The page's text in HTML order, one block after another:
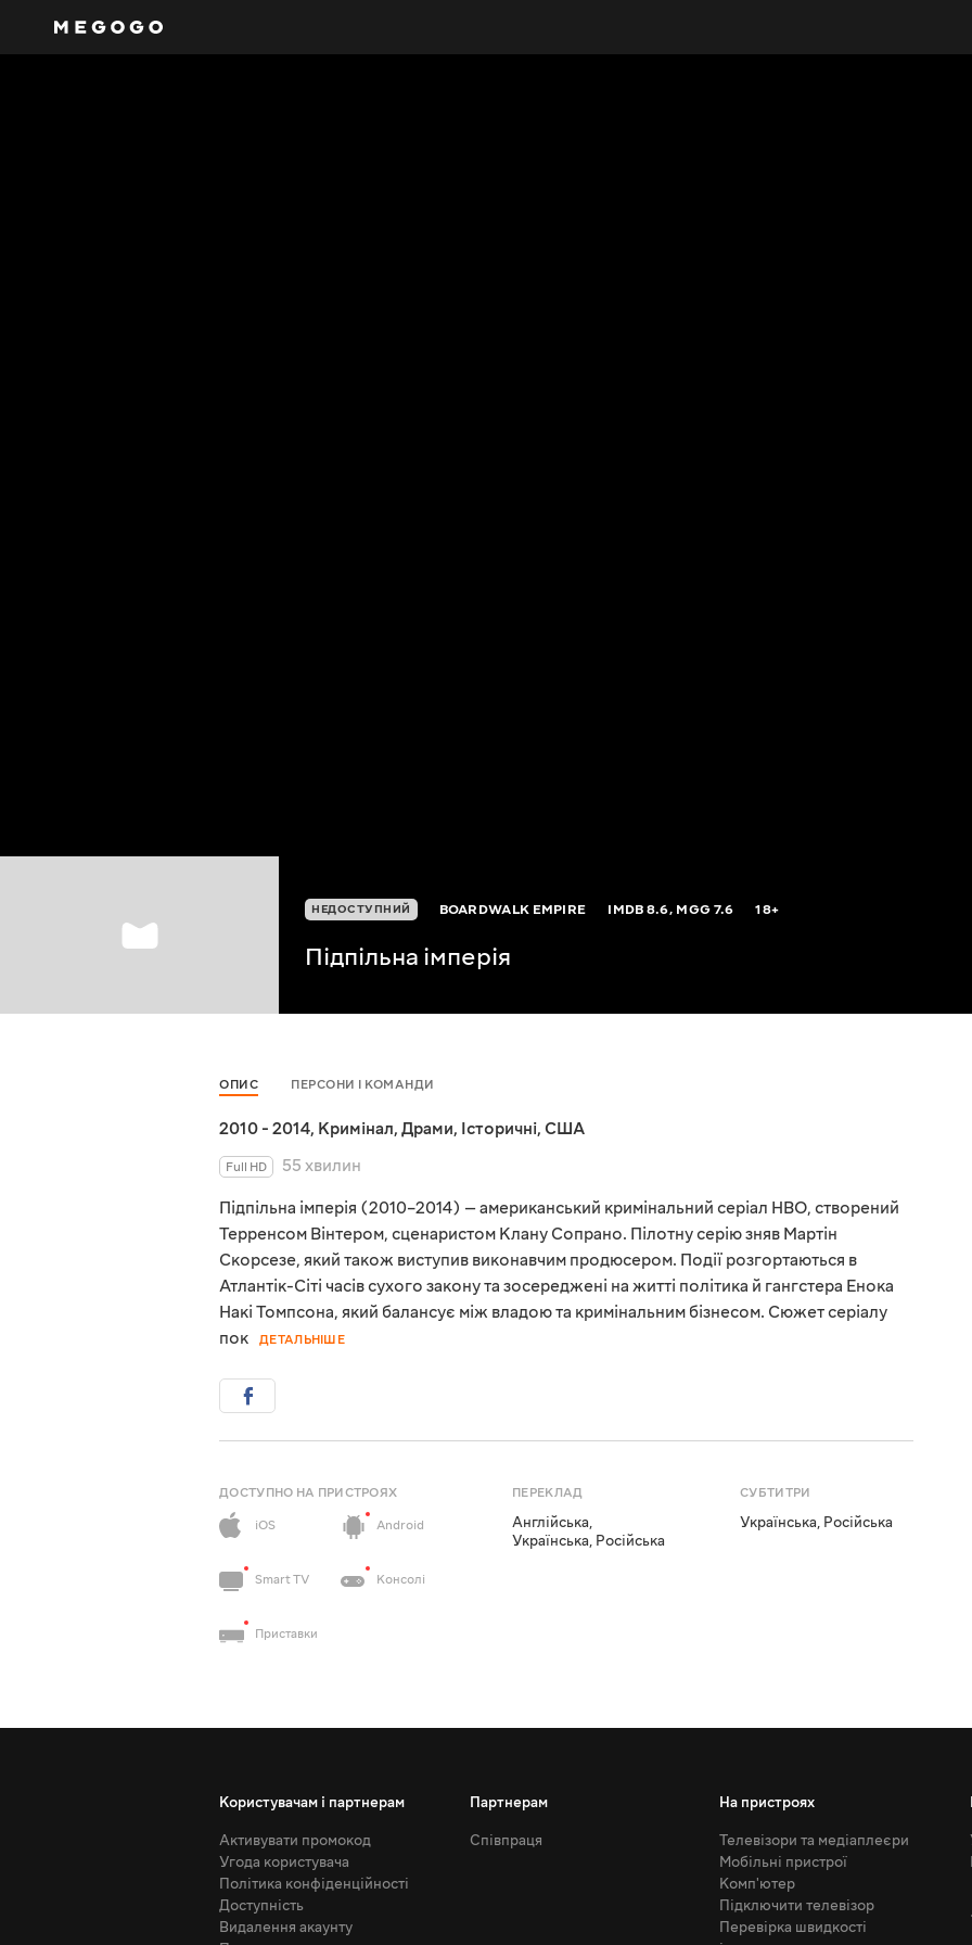
НЕДОСТУПНИЙ BOARDWALK EMPIRE IMDB8.6, MGG7.6 18+
Підпільна імперія
ОПИС ПЕРСОНИ І КОМАНДИ
2010 - 2014, Кримінал, Драми, Історичні, США
Full HD
55 хвилин
Підпільна імперія (2010–2014) — американський кримінальний серіал HBO, створений
Терренсом Вінтером, сценаристом Клану Сопрано. Пілотну серію зняв Мартін
Скорсезе, який також виступив виконавчим продюсером. Події розгортаються в
Атлантік-Сіті часів сухого закону та зосереджені на житті політика й гангстера Енока
Накі Томпсона, який балансує між владою та кримінальним бізнесом. Сюжет серіалу
пок
ДЕТАЛЬНІШЕ
ДОСТУПНО НА ПРИСТРОЯХ
iOS
Android
Smart TV Консолі
Приставки
ПЕРЕКЛАД
Англійська,
Українська, Російська
СУБТИТРИ
Українська, Російська
Користувачам і партнерам
Активувати промокод
Угода користувача
Політика конфіденційності
Доступність
Видалення акаунту
Партнерам
Співпраця
На пристроях
Телевізори та медіаплеєри
Мобільні пристрої
Комп'ютер
Підключити телевізор
Перевірка швидкості